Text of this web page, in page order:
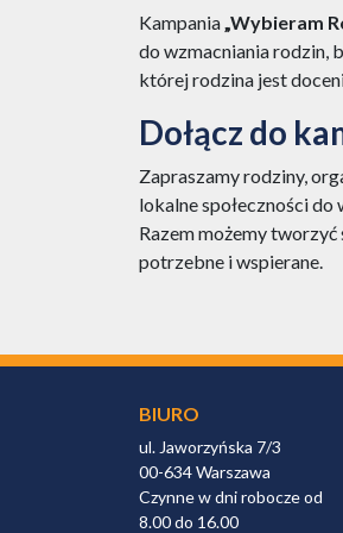
Kampania„Wybieram
do wzmacniania rodzin,
której rodzina jest
Dołącz do
Zapraszamy rodziny,
lokalne społeczności do
Razem możemy
potrzebne i wspierane.
BIURO
ul. Jaworzyńska 7/3
00-634 Warszawa
Czynne w dni robocze od
8.00 do 16.00